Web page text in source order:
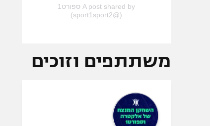
A post shared by ספורט1
(@sport1sport2)
משתתפים וזוכים